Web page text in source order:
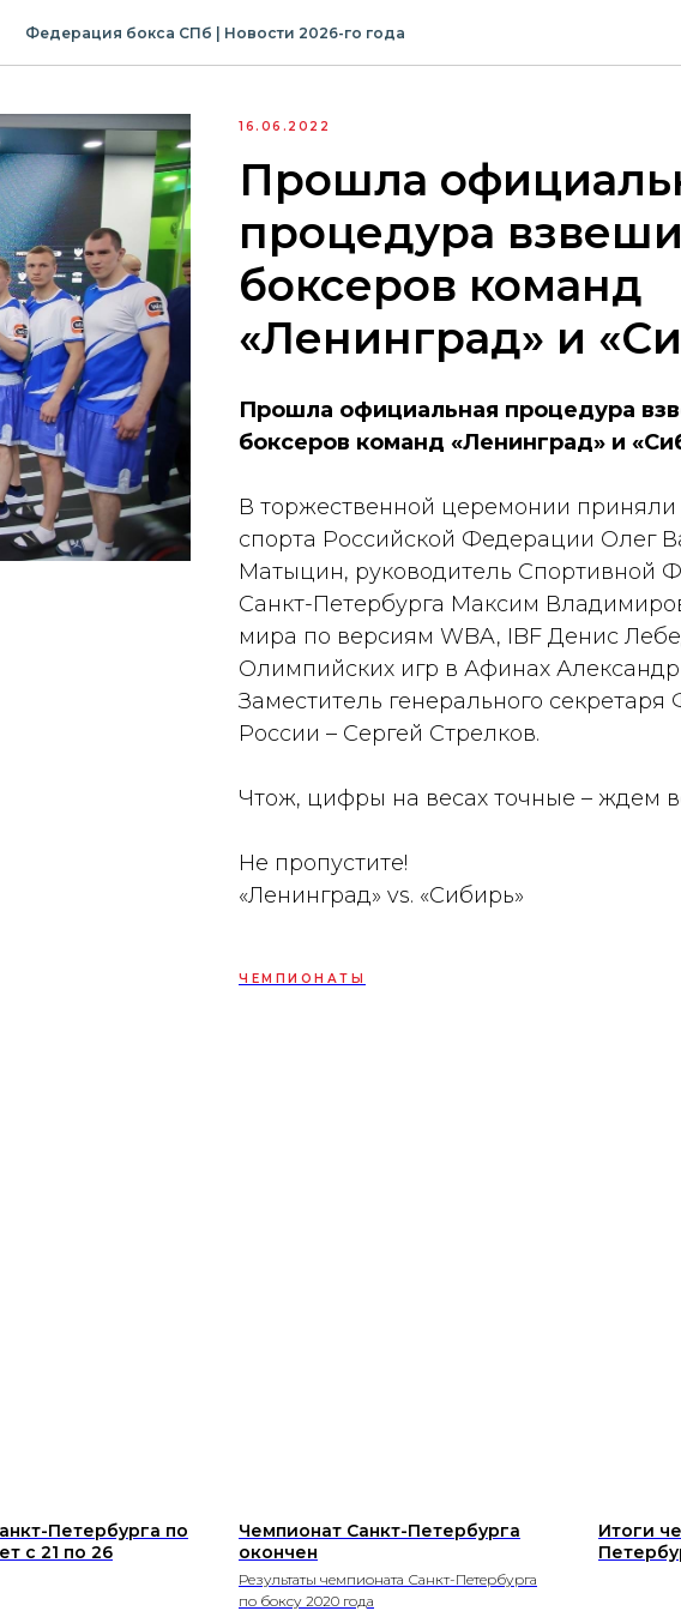
Федерация бокса СПб | Новости 2026-го года
16.06.2022
Прошла
процедура
боксеров команд
«Ленинград» и
Прошла официальная процедура
боксеров команд «Ленинград» и
В торжественной церемонии приняли
спорта Российской Федерации Олег
Матыцин, руководитель Спортивной
Санкт-Петербурга Максим
мира по версиям WBA, IBF Денис
Олимпийских игр в Афинах
Заместитель генерального
России – Сергей Стрелков.
Чтож, цифры на весах точные – ждем
Не пропустите!
«Ленинград» vs. «Сибирь»
ЧЕМПИОНАТЫ
Петербурга по
с 21 по 26
Чемпионат Санкт-Петербурга
окончен
Результаты чемпионата Санкт-Петербурга
по боксу 2020 года
Итоги